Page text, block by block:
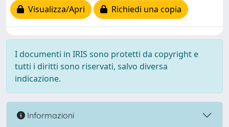
Visualizza/Apri
Richiedi una copia
I documenti in IRIS sono protetti da copyright e
tutti i diritti sono riservati, salvo diversa
indicazione.
Informazioni